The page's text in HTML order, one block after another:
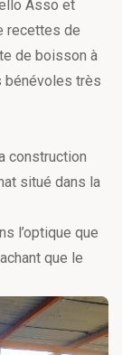
Asso et
recettes de
de boisson à
bénévoles très
construction
situé dans la
l’optique que
que le